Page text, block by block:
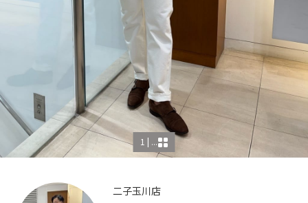
1 | ...
二子玉川店